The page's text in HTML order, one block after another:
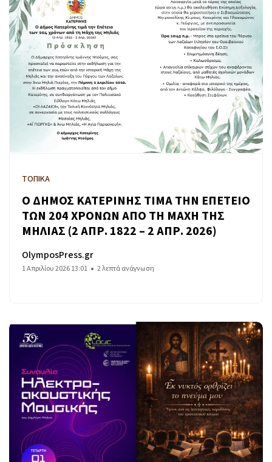
ΤΟΠΙΚΑ
Ο ΔΗΜΟΣ ΚΑΤΕΡΙΝΗΣ ΤΙΜΑ ΤΗΝ ΕΠΕΤΕΙΟ
ΤΩΝ 204 ΧΡΟΝΩΝ ΑΠΟ ΤΗ ΜΑΧΗ ΤΗΣ
ΜΗΛΙΑΣ (2 ΑΠΡ. 1822 – 2 ΑΠΡ. 2026)
OlymposPress.gr
1 Απριλίου 2026 13:01 2 λεπτά ανάγνωση